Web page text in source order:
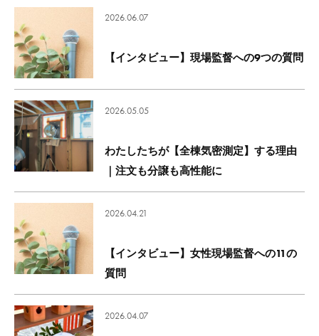
2026.06.07
【インタビュー】現場監督への9つの質問
2026.05.05
わたしたちが【全棟気密測定】する理由
｜注文も分譲も高性能に
2026.04.21
【インタビュー】女性現場監督への11の
質問
2026.04.07